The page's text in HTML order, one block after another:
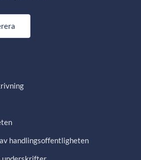
handlingsoffentligheten